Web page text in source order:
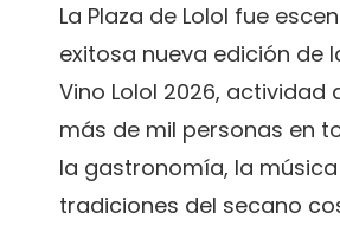
La Plaza de Lolol fue
exitosa nueva edición de
Vino Lolol 2026, actividad
más de mil personas en
la gastronomía, la
tradiciones del secano